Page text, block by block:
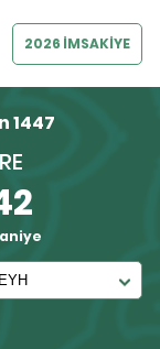
2026 İMSAKİYE
1447